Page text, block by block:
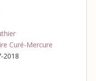
Curé-Mercure
2018